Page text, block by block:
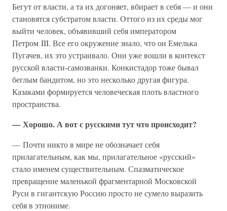
Бегут от власти, а та их догоняет, вбирает в себя — и они
становятся субстратом власти. Оттого из их среды мог
выйти человек, объявивший себя императором
Петром III. Все его окружение знало, что он Емелька
Пугачев, их это устраивало. Они уже вошли в контекст
русской власти-самозванки. Конкистадор тоже бывал
беглым бандитом, но это несколько другая фигура.
Казаками формируется человеческая плоть властного
пространства.
— Хорошо. А вот с русскими тут что происходит?
— Почти никто в мире не обозначает себя
прилагательным, как мы, прилагательное «русский»
стало именем существительным. Спазматическое
превращение маленькой фрагментарной Московской
Руси в гигантскую Россию просто не сумело выразить
себя в этнониме.